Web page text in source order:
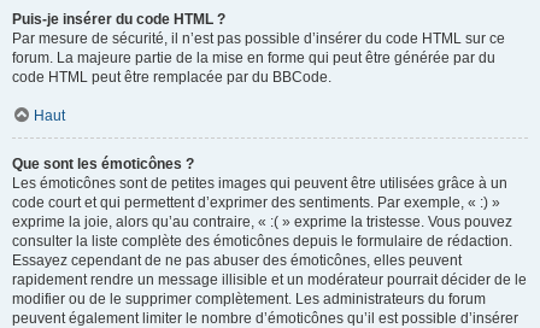
Puis-je insérer du code HTML ?
Par mesure de sécurité, il n’est pas possible d’insérer du code HTML sur ce
forum. La majeure partie de la mise en forme qui peut être générée par du
code HTML peut être remplacée par du BBCode.
Haut
Que sont les émoticônes ?
Les émoticônes sont de petites images qui peuvent être utilisées grâce à un
code court et qui permettent d’exprimer des sentiments. Par exemple, « :) »
exprime la joie, alors qu’au contraire, « :( » exprime la tristesse. Vous pouvez
consulter la liste complète des émoticônes depuis le formulaire de rédaction.
Essayez cependant de ne pas abuser des émoticônes, elles peuvent
rapidement rendre un message illisible et un modérateur pourrait décider de le
modifier ou de le supprimer complètement. Les administrateurs du forum
peuvent également limiter le nombre d’émoticônes qu’il est possible d’insérer